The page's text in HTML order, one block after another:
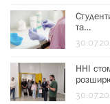
та…
ННІ